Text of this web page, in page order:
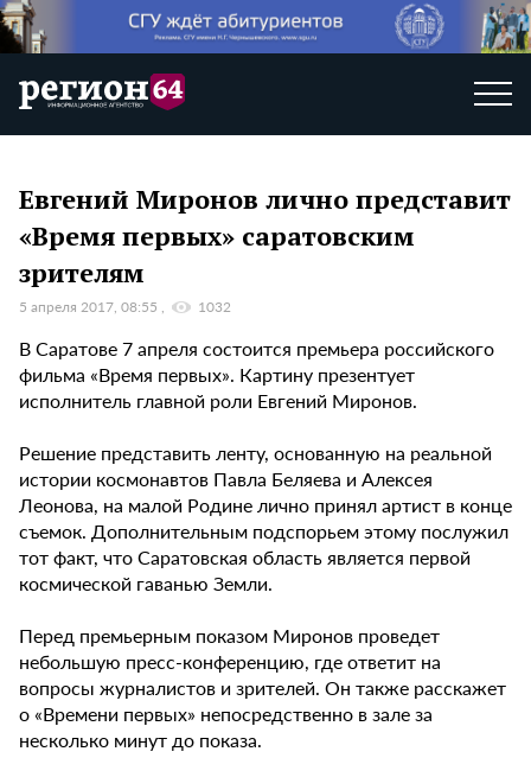
Евгений Миронов лично представит
«Время первых» саратовским
зрителям
5 апреля 2017, 08:55 1032
В Саратове 7 апреля состоится премьера российского
фильма «Время первых». Картину презентует
исполнитель главной роли Евгений Миронов.
Решение представить ленту, основанную на реальной
истории космонавтов Павла Беляева и Алексея
Леонова, на малой Родине лично принял артист в конце
съемок. Дополнительным подспорьем этому послужил
тот факт, что Саратовская область является первой
космической гаванью Земли.
Перед премьерным показом Миронов проведет
небольшую пресс-конференцию, где ответит на
вопросы журналистов и зрителей. Он также расскажет
о «Времени первых» непосредственно в зале за
несколько минут до показа.